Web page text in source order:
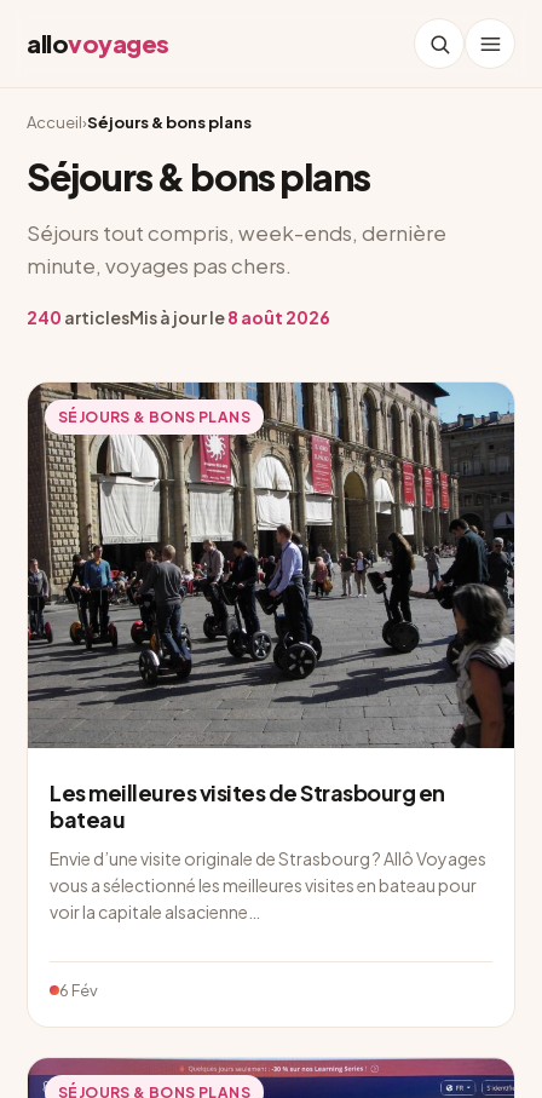
allovoyages
Accueil›Séjours & bons plans
Séjours & bons plans
Séjours tout compris, week-ends, dernière
minute, voyages pas chers.
240 articlesMis à jour le8 août 2026
SÉJOURS & BONS PLANS
Les meilleures visites de Strasbourg en
bateau
Envie d’une visite originale de Strasbourg ? Allô Voyages
vous a sélectionné les meilleures visites en bateau pour
voir la capitale alsacienne…
6 Fév
SÉJOURS & BONS PLANS